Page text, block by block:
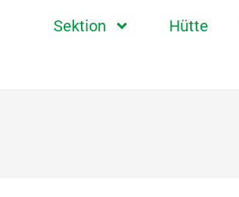
Sektion Hütte